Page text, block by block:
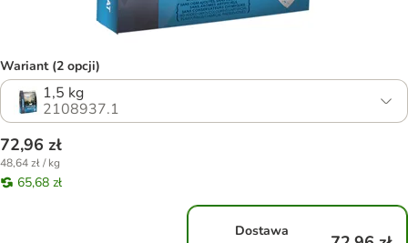
Wariant (2 opcji)
1,5 kg
2108937.1
72,96 zł
48,64 zł / kg
65,68 zł
Dostawa